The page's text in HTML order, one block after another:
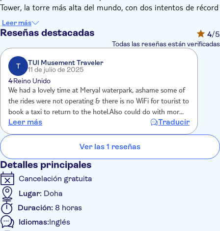
Tower, la torre más alta del mundo, con dos intentos de récord
Guinness a la torre más alta de un parque acuático, es una de
las atracciones más emocionantes del parque.
Después de sus trepidantes aventuras en las atracciones, ¿por
qué no dar un tranquilo paseo hasta la playa? Las arenosas
orillas ofrecen un refugio sereno donde relajarse y tomar el sol.
Sienta la suave arena bajo sus pies, escuche el suave batir de
las olas y déjese envolver por la fresca brisa marina. Y cuando
el hambre aprieta, los tentadores puestos de comida están
listos para servirle deliciosos manjares.
El parque acuático Meryal no es sólo diversión de alto octanaje,
sino también crear recuerdos duraderos en medio de la belleza
del Golfo Arábigo. Con su variada oferta de entretenimiento y
sus espectaculares vistas, Meryal Waterpark promete un día de
diversión sin igual bajo el sol.
Leer más
Reseñas destacadas 4/5
Todas las reseñas están verificadas
T
TUI Musement Traveler
11 de julio de 2025
4Reino Unido
We had a lovely time at Meryal waterpark, ashame some of
the rides were not operating & there is no WiFi for tourist to
book a taxi to return to the hotel.Also could do with more
food, water stations for ice cream/snacks Overall my son
had a fantastic time, thank you
Leer más Traducir
Ver las 1 reseñas
Detalles principales
Cancelación gratuita
Lugar: Doha
Duración: 8 horas
Idiomas:Inglés